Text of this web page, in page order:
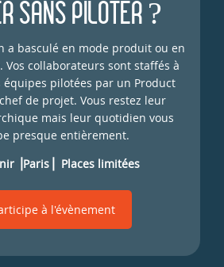
SANS PILOTER ?
a basculé en mode produit ou en
Vos collaborateurs sont staffés à
équipes pilotées par un Product
de projet. Vous restez leur
mais leur quotidien vous
presque entièrement.
⎟Paris⎟ Places limitées
à l'évènement